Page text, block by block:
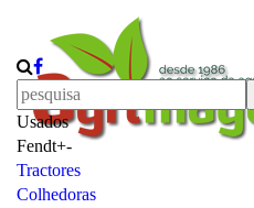
Usados
Fendt+-
Tractores
Colhedoras